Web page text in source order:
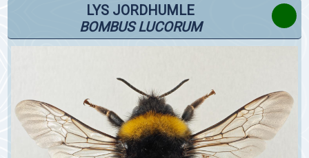
LYS JORDHUMLE
BOMBUS LUCORUM